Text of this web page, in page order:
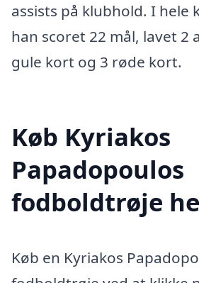
assists på klubhold. I hele
han scoret 22 mål, lavet 2
gule kort og 3 røde kort.
Køb Kyriakos
Papadopoulos
fodboldtrøje
Køb en Kyriakos